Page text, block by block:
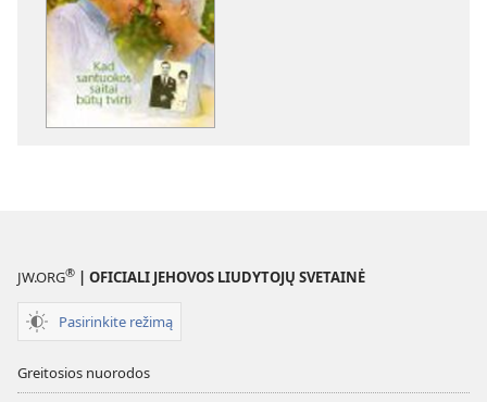
JW.ORG® | OFICIALI JEHOVOS LIUDYTOJŲ SVETAINĖ
Pasirinkite režimą
Greitosios nuorodos